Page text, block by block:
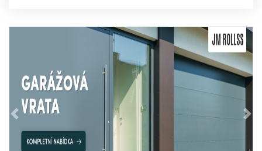
Předchozí